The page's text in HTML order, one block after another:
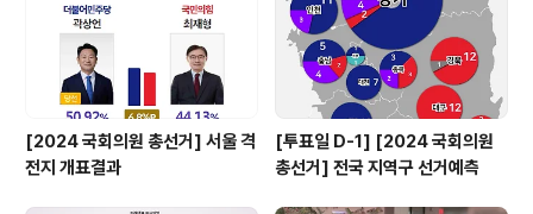
[2024 국회의원 총선거] 서울 격
전지 개표결과
[투표일 D-1] [2024 국회의원
총선거] 전국 지역구 선거예측